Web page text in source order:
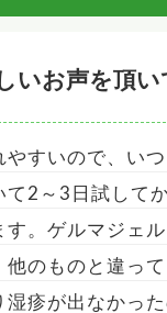
いお声を頂い
やすいので、い
て2～3日試して
す。ゲルマジェ
他のものと違って
湿疹が出なかっ